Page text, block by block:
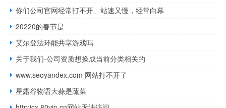
你们公司官网经常打不开、站速又慢，经常白幕
20220的春节是
艾尔登法环能共享游戏吗
关于我们-公司资质想换成当前分类相关的
www.seoyandex.com 网站打不开了
星露谷物语大蒜是蔬菜